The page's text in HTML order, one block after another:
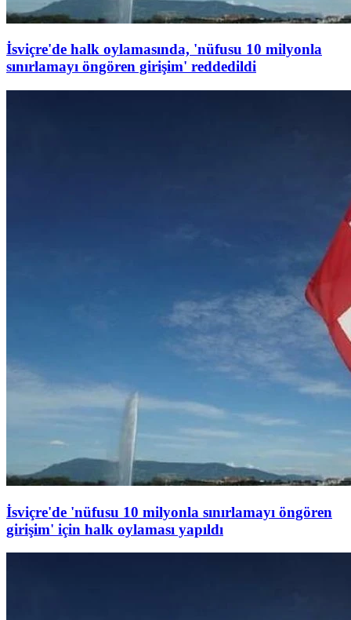
İsviçre'de halk oylamasında, 'nüfusu 10 milyonla
sınırlamayı öngören girişim' reddedildi
İsviçre'de 'nüfusu 10 milyonla sınırlamayı öngören
girişim' için halk oylaması yapıldı